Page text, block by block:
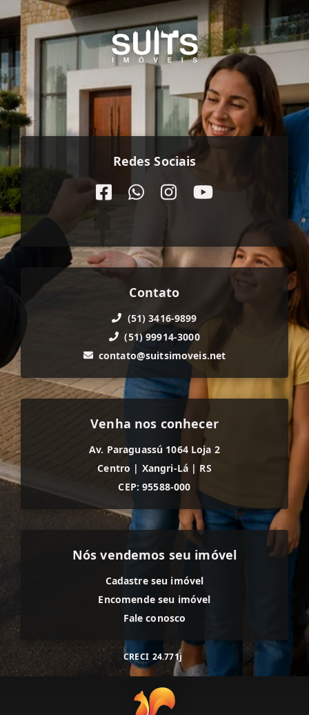
Redes Sociais
Contato
(51) 3416-9899
(51) 99914-3000
contato@suitsimoveis.net
Venha nos conhecer
Av. Paraguassú 1064 Loja 2
Centro | Xangri-Lá | RS
CEP: 95588-000
Nós vendemos seu imóvel
Cadastre seu imóvel
Encomende seu imóvel
Fale conosco
CRECI 24.771j